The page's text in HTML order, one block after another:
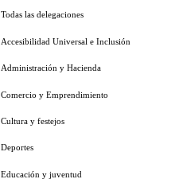
Todas las delegaciones
Accesibilidad Universal e Inclusión
Administración y Hacienda
Comercio y Emprendimiento
Cultura y festejos
Deportes
Educación y juventud